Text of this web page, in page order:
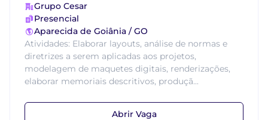
Grupo Cesar
Presencial
Aparecida de Goiânia / GO
Atividades: Elaborar layouts, análise de normas e
diretrizes a serem aplicadas aos projetos,
modelagem de maquetes digitais, renderizações,
elaborar memoriais descritivos, produçã...
Abrir Vaga